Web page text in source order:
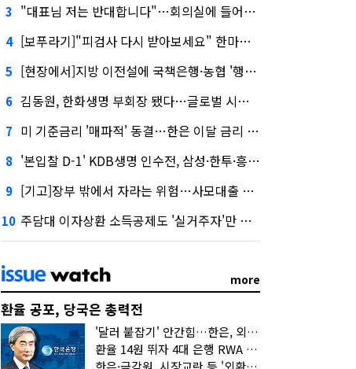
3 "대표님 저는 반대합니다"…회의실에 들어온 신한금융 AI
4 [보푸라기]"피검사 다시 받아보세요" 한마디에 보험금 못 받을 뻔?
5 [현장에서]지방 이전설에 국책은행·농협 '행동파'…금감원 '신중모드'
6 김동원, 한화생명 부회장 됐다…글로벌 시너지 기대감
7 미 기준금리 '매파적' 동결…한은 이달 금리 향방은?
8 '본입찰 D-1' KDB생명 인수전, 삼성·한투·흥국 셈법은?
9 [기고]장부 밖에서 자라는 위험…사모대출 시장과 AI
10 주담대 이자상환 소득공제도 '실거주자'만 가능
more
환율 공포, 당국은 총력전
'달러 붙잡기' 안간힘…한은, 외화 초과지준에 이자 6개월 더
환율 14원 뛰자 4대 은행 RWA 6조 '눈덩이'…2배 뛴 2분기는?